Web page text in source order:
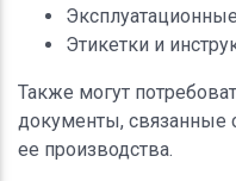
Этикетки и
Также могут
документы, связанные
ее производства.